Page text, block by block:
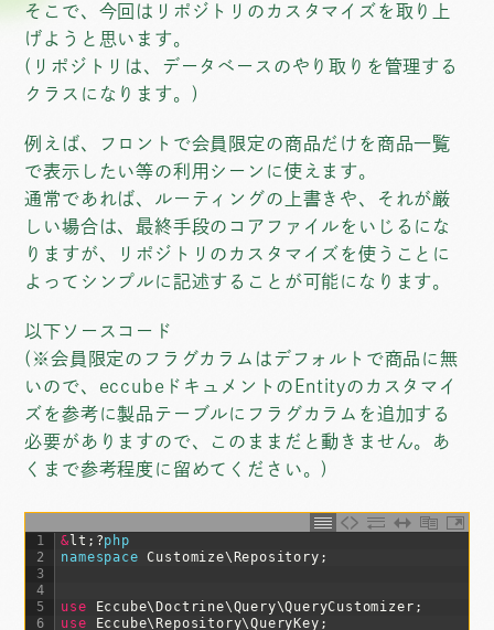
そこで、今回はリポジトリのカスタマイズを取り上
げようと思います。
(リポジトリは、データベースのやり取りを管理する
クラスになります。)
例えば、フロントで会員限定の商品だけを商品一覧
で表示したい等の利用シーンに使えます。
通常であれば、ルーティングの上書きや、それが厳
しい場合は、最終手段のコアファイルをいじるにな
りますが、リポジトリのカスタマイズを使うことに
よってシンプルに記述することが可能になります。
以下ソースコード
(※会員限定のフラグカラムはデフォルトで商品に無
いので、eccubeドキュメントのEntityのカスタマイ
ズを参考に製品テーブルにフラグカラムを追加する
必要がありますので、このままだと動きません。あ
くまで参考程度に留めてください。)
1
2
3
4
5
6
&lt ; ?php
namespace
Customize\Repository ;
use Eccube\Doctrine\Query\QueryCustomizer ;
use
Eccube\Repository\QueryKey ;